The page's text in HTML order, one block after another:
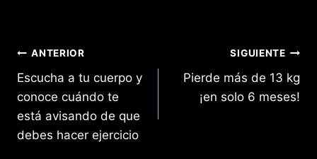
Navegación
de
entradas
ANTERIOR
Escucha a tu cuerpo y
conoce cuándo te
está avisando de que
debes hacer ejercicio
SIGUIENTE
Pierde más de 13 kg
¡en solo 6 meses!